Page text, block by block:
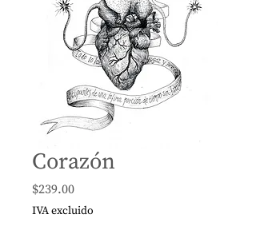
Corazón
$239.00Precio
IVA excluido